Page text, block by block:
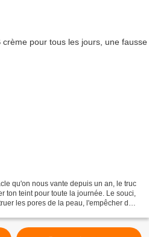
qu'on nous vante depuis un an, le truc
ton teint pour toute la journée. Le souci,
les pores de la peau, l'empêcher de